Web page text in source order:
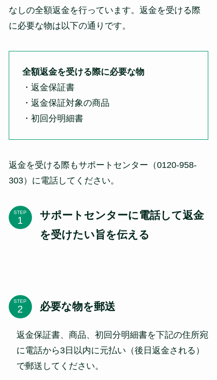
なしの全額返金を行っています。返金を受ける際
に必要な物は以下の通りです。
全額返金を受ける際に必要な物
・返金保証書
・返金保証対象の商品
・初回分明細書
返金を受ける際もサポートセンター（0120-958-
303）に電話してください。
STEP
サポートセンターに電話して返金
を受けたい旨を伝える
STEP 必要な物を郵送
返金保証書、商品、初回分明細書を下記の住所宛
に電話から3日以内に元払い（後日返金される）
で郵送してください。